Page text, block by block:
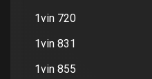
1vin 720
1vin 831
1vin 855